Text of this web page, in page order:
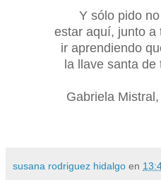
Y sólo pido
estar aquí, junto a
ir aprendiendo
la llave santa de
Gabriela
susana rodriguez hidalgo en